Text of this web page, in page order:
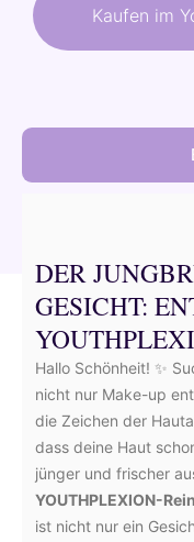
Kaufen im
DER
GESICHT:
Hallo Schönheit! ✨
nicht nur Make-up
die Zeichen der
dass deine Haut
jünger und frischer
YOUTHPLEXION-
ist nicht nur ein